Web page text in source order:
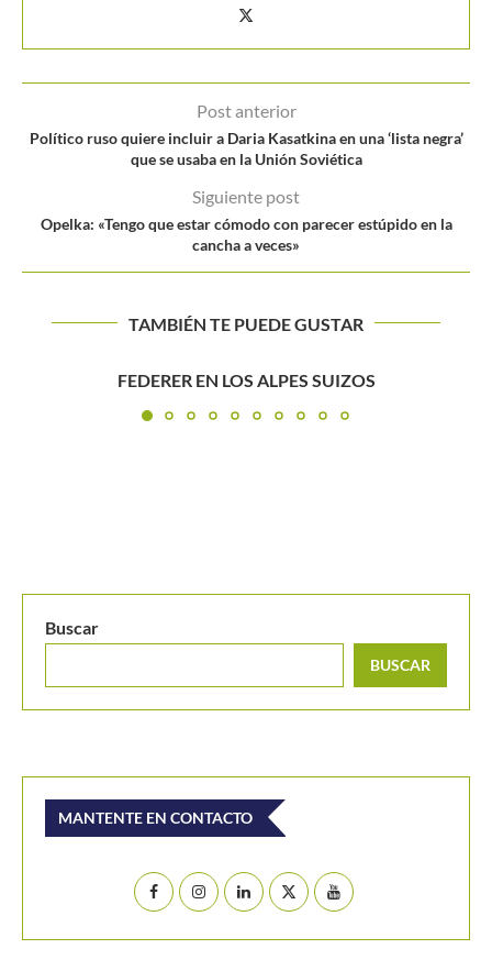
Post anterior
Político ruso quiere incluir a Daria Kasatkina en una ‘lista negra’
que se usaba en la Unión Soviética
Siguiente post
Opelka: «Tengo que estar cómodo con parecer estúpido en la
cancha a veces»
TAMBIÉN TE PUEDE GUSTAR
Yuliana Lizarazo cede ante Nao Hibino y Japón empata
Buscar
BUSCAR
MANTENTE EN CONTACTO